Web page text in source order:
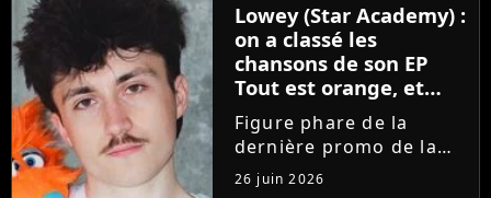
Sivan dans l'esprit, et
son...
Lowey (Star Academy) :
on a classé les
chansons de son EP
Tout est orange, et
voici la meilleure !
Figure phare de la
dernière promo de la
Star Academy, Léo se
26 juin 2026